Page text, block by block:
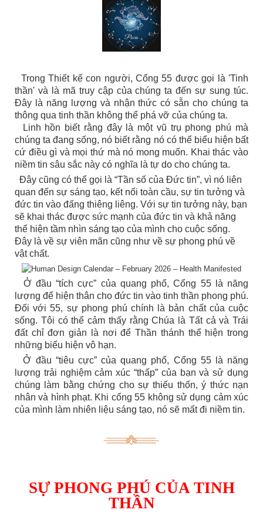
Trong Thiết kế con người, Cổng 55 được gọi là 'Tinh
thần' và là mã truy cập của chúng ta đến sự sung túc.
Đây là năng lượng và nhận thức có sẵn cho chúng ta
thông qua tinh thần không thể phá vỡ của chúng ta.
Linh hồn biết rằng đây là một vũ trụ phong phú mà
chúng ta đang sống, nó biết rằng nó có thể biểu hiện bất
cứ điều gì và mọi thứ mà nó mong muốn. Khai thác vào
niềm tin sâu sắc này có nghĩa là tự do cho chúng ta.
Đây cũng có thể gọi là “Tần số của Đức tin”, vì nó liên
quan đến sự sáng tạo, kết nối toàn cầu, sự tin tưởng và
đức tin vào đấng thiêng liêng. Với sự tin tưởng này, bạn
sẽ khai thác được sức mạnh của đức tin và khả năng
thể hiện tầm nhìn sáng tạo của mình cho cuộc sống.
Đây là về sự viên mãn cũng như về sự phong phú về
vật chất.
Ở đầu “tích cực” của quang phổ, Cổng 55 là năng
lượng để hiện thân cho đức tin vào tinh thần phong phú.
Đối với 55, sự phong phú chính là bản chất của cuộc
sống. Tôi có thể cảm thấy rằng Chúa là Tất cả và Trái
đất chỉ đơn giản là nơi để Thần thánh thể hiện trong
những biểu hiện vô hạn.
Ở đầu “tiêu cực” của quang phổ, Cổng 55 là năng
lượng trải nghiệm cảm xúc “thấp” của bạn và sử dụng
chúng làm bằng chứng cho sự thiếu thốn, ý thức nạn
nhân và hình phạt. Khi cổng 55 không sử dụng cảm xúc
của mình làm nhiên liệu sáng tạo, nó sẽ mất đi niềm tin.
SỰ PHONG PHÚ CỦA TINH
THẦN